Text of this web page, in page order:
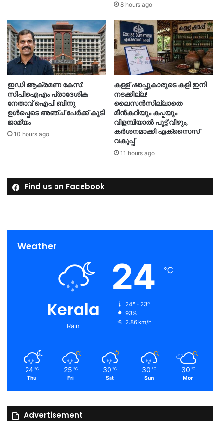
8 hours ago
ഇഡി ആക്രമണ കേസ്:
സിപിഐഎം പ്രാദേശിക
നേതാവ് ഐപി ബിനു
ഉൾപ്പെടെ അഞ്ച് പേർക്ക് കൂടി
ജാമ്യം
10 hours ago
കള്ള് ഷാപ്പുകാരുടെ കളി ഇനി
നടക്കില്ല!
ലൈസൻസില്ലാതെ
മീൻകറിയും കപ്പയും
വിളമ്പിയാൽ പൂട്ട് വീഴും,
കര്‍ശനമാക്കി എക്‌സൈസ്
വകുപ്പ്
11 hours ago
Find us on Facebook
Weather
Kerala
Rain
24 ℃
24º - 23º
93%
2.86 km/h
24 ℃
Thu
25 ℃
Fri
30 ℃
Sat
30 ℃
Sun
30 ℃
Mon
Advertisement